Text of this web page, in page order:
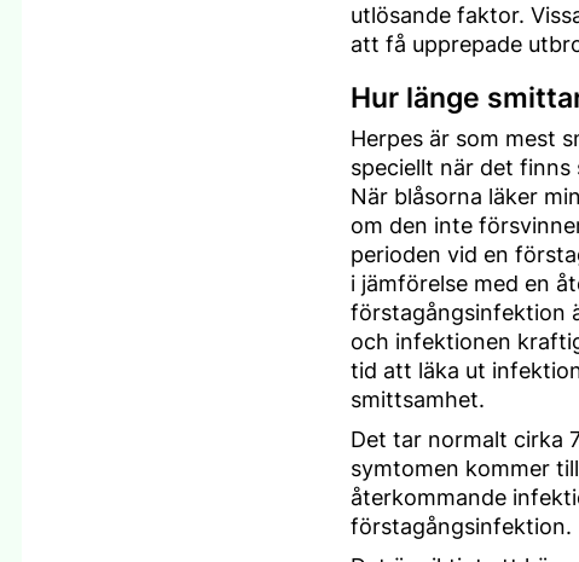
utlösande faktor.
att få upprepade
Hur länge
Herpes är som mest
speciellt när det finns
När blåsorna läker
om den inte
perioden vid en
i jämförelse med en
förstagångsinfektion
och infektionen
tid att läka ut
smittsamhet.
Det tar normalt cirka
symtomen kommer
återkommande
förstagångsinfektion.